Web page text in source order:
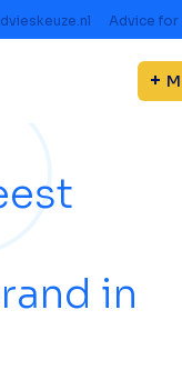
Advice for
in